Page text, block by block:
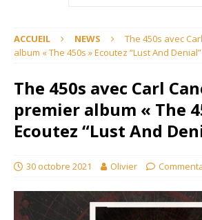
ACCUEIL NEWS
The 450s avec
album « The 450s » Ecoutez “Lust And Denial”
The 450s avec Carl
premier album « The
Ecoutez “Lust And
30 octobre 2021 Olivier